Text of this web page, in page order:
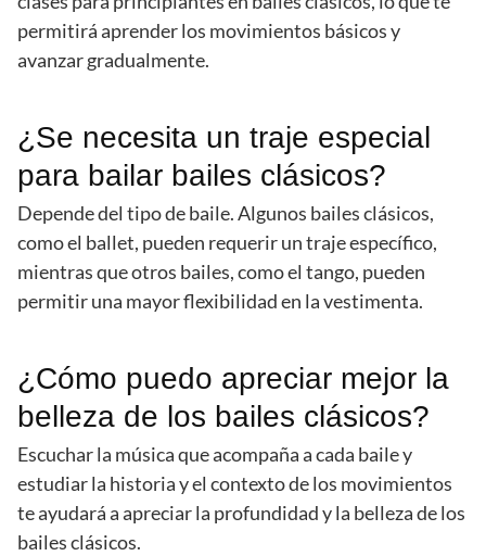
permitirá aprender los movimientos básicos y
avanzar gradualmente.
¿Se necesita un traje especial
para bailar bailes clásicos?
Depende del tipo de baile. Algunos bailes clásicos,
como el ballet, pueden requerir un traje específico,
mientras que otros bailes, como el tango, pueden
permitir una mayor flexibilidad en la vestimenta.
¿Cómo puedo apreciar mejor la
belleza de los bailes clásicos?
Escuchar la música que acompaña a cada baile y
estudiar la historia y el contexto de los movimientos
te ayudará a apreciar la profundidad y la belleza de los
bailes clásicos.